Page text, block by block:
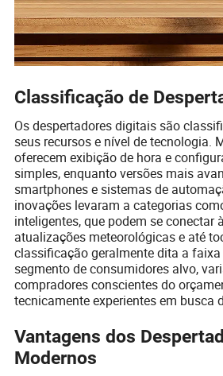
Classificação de
Os despertadores digitais são
seus recursos e nível de tecnologia.
oferecem exibição de hora e
simples, enquanto versões mais
smartphones e sistemas de
inovações levaram a categorias
inteligentes, que podem se conectar
atualizações meteorológicas e até
classificação geralmente dita a faixa
segmento de consumidores alvo,
compradores conscientes do
tecnicamente experientes em busca
Vantagens dos
Modernos